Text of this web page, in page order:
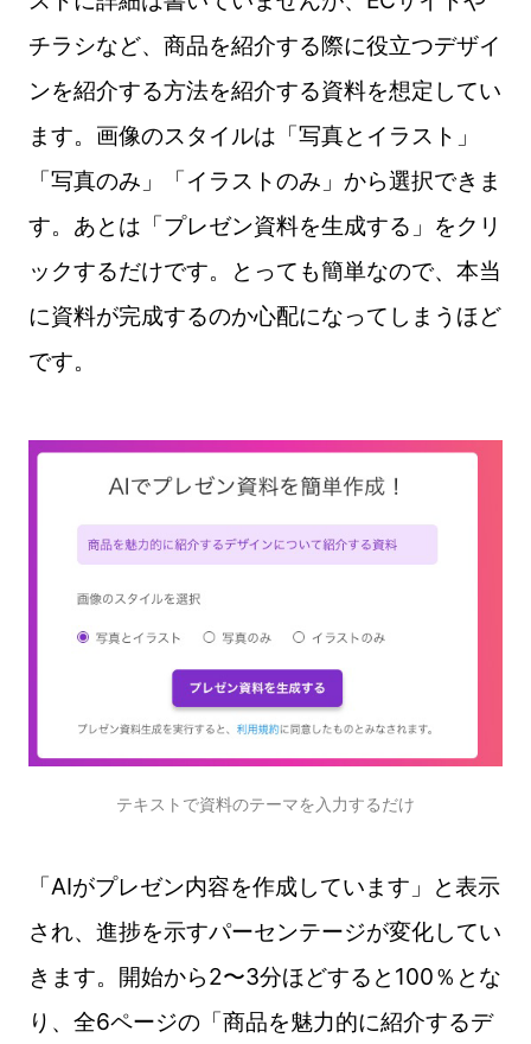
チラシなど、商品を紹介する際に役立つデザイ
ンを紹介する方法を紹介する資料を想定してい
ます。画像のスタイルは「写真とイラスト」
「写真のみ」「イラストのみ」から選択できま
す。あとは「プレゼン資料を生成する」をクリ
ックするだけです。とっても簡単なので、本当
に資料が完成するのか心配になってしまうほど
です。
テキストで資料のテーマを入力するだけ
「AIがプレゼン内容を作成しています」と表示
され、進捗を示すパーセンテージが変化してい
きます。開始から2〜3分ほどすると100％とな
り、全6ページの「商品を魅力的に紹介するデ